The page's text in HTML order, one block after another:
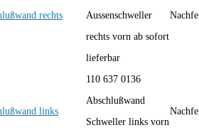
rechts
Aussenschweller
rechts vorn ab sofort
lieferbar
links
110 637 0136
Abschlußwand
Schweller links vorn